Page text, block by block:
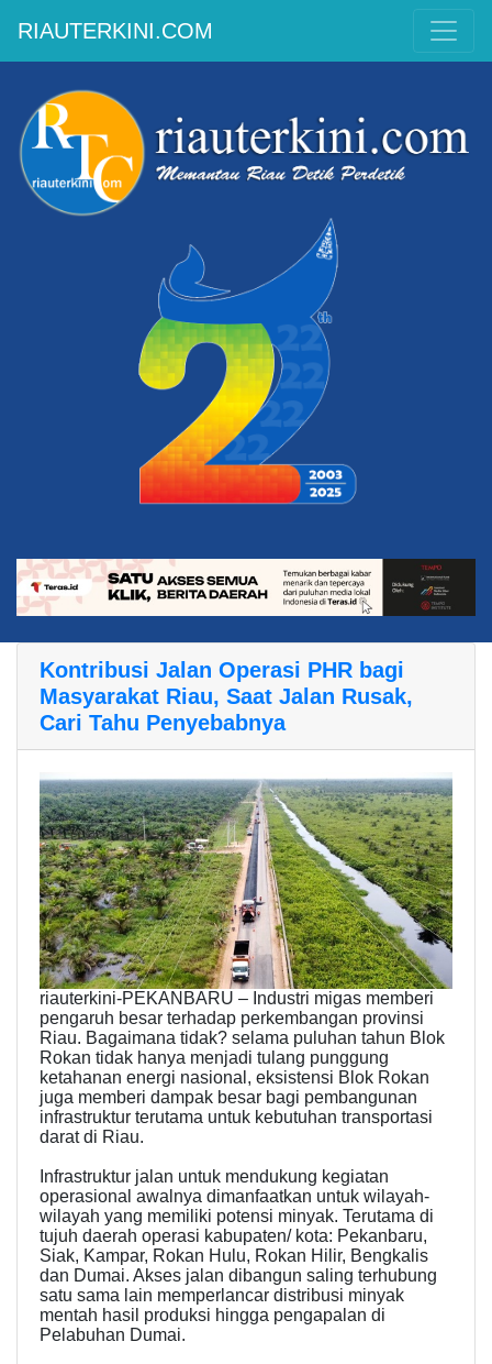
RIAUTERKINI.COM
Kontribusi Jalan Operasi PHR bagi
Masyarakat Riau, Saat Jalan Rusak,
Cari Tahu Penyebabnya
riauterkini-PEKANBARU – Industri migas memberi
pengaruh besar terhadap perkembangan provinsi
Riau. Bagaimana tidak? selama puluhan tahun Blok
Rokan tidak hanya menjadi tulang punggung
ketahanan energi nasional, eksistensi Blok Rokan
juga memberi dampak besar bagi pembangunan
infrastruktur terutama untuk kebutuhan transportasi
darat di Riau.
Infrastruktur jalan untuk mendukung kegiatan
operasional awalnya dimanfaatkan untuk wilayah-
wilayah yang memiliki potensi minyak. Terutama di
tujuh daerah operasi kabupaten/ kota: Pekanbaru,
Siak, Kampar, Rokan Hulu, Rokan Hilir, Bengkalis
dan Dumai. Akses jalan dibangun saling terhubung
satu sama lain memperlancar distribusi minyak
mentah hasil produksi hingga pengapalan di
Pelabuhan Dumai.